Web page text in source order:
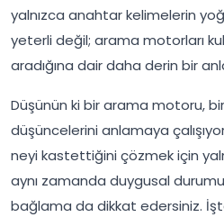
yalnızca anahtar kelimelerin
yeterli değil; arama motorları
aradığına dair daha derin bir
Düşünün ki bir arama motoru, bir
düşüncelerini anlamaya
neyi kastettiğini çözmek için
aynı zamanda duygusal
bağlama da dikkat edersiniz.